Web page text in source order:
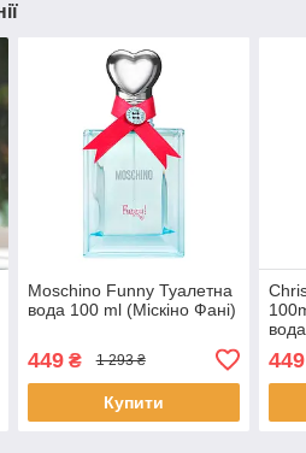
Moschino Funny Туалетна
вода 100 ml (Міскіно Фані)
449₴ 1 293 ₴
Купити
449